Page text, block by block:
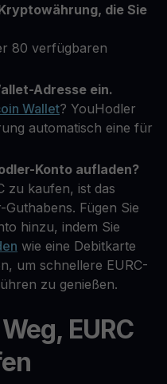
die Sie
80 verfügbaren
Adresse ein.
Wallet? YouHodler
automatisch eine für
Konto aufladen?
zu kaufen, ist das
Fügen Sie
hinzu, indem Sie
wie eine Debitkarte
um schnellere EURC-
zu genießen.
EURC